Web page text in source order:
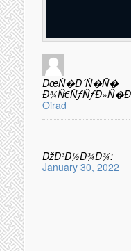
ÐœÑ�Ð´Ñ�Ñ�
Oirad
ÐžÐ³Ð½Ð¾Ð¾:
January 30, 2022